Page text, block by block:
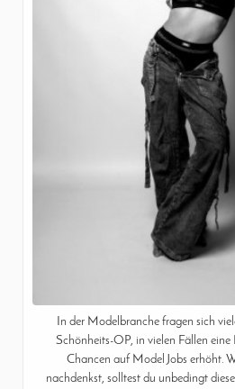
In der Modelbranche fragen sich
Schönheits-OP, in vielen Fällen
Chancen auf Model Jobs erhöht.
nachdenkst, solltest du unbedingt